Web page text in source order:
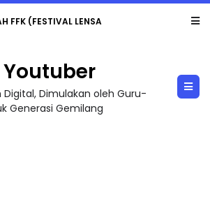
LENSA PENDIDIKAN - FLeP) 2026
Digital, Dimulakan oleh Guru-
Generasi Gemilang